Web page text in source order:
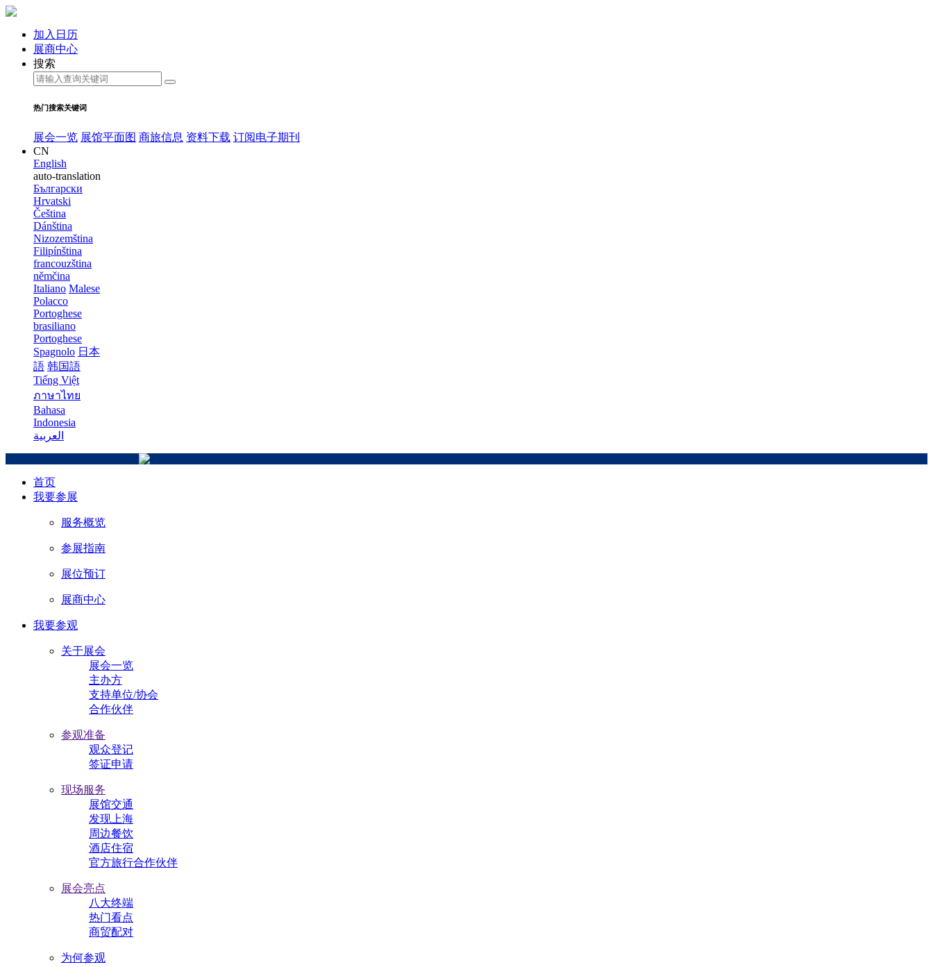
加入日历
展商中心
搜索
热门搜索关键词
展会一览 展馆平面图 商旅信息 资料下载 订阅电子期刊
CN
English
auto-translation
Български
Hrvatski
Čeština
Dánština
Nizozemština
Filipínština
francouzština
němčina
Italiano Malese
Polacco
Portoghese
brasiliano
Portoghese
Spagnolo 日本
語 韩国語
Tiếng Việt
ภาษาไทย
Bahasa
Indonesia
العربية
首页
我要参展
服务概览
参展指南
展位预订
展商中心
我要参观
关于展会
展会一览
主办方
支持单位/协会
合作伙伴
参观准备
观众登记
签证申请
现场服务
展馆交通
发现上海
周边餐饮
酒店住宿
官方旅行合作伙伴
展会亮点
八大终端
热门看点
商贸配对
为何参观